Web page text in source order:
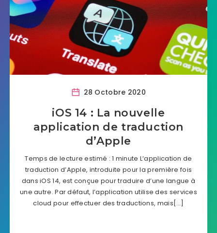
28 Octobre 2020
iOS 14 : La nouvelle
application de traduction
d’Apple
Temps de lecture estimé : 1 minute L’application de
traduction d’Apple, introduite pour la première fois
dans iOS 14, est conçue pour traduire d’une langue à
une autre. Par défaut, l’application utilise des services
cloud pour effectuer des traductions, mais[…]